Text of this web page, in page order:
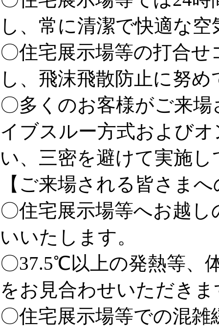
し、常に清潔で快適な
〇住宅展示場等の打合
し、飛沫飛散防止に努
〇多くのお客様がご来
イブスルー方式および
い、三密を避けて実施
【ご来場される皆さま
〇住宅展示場等へお越
いいたします。
〇37.5℃以上の発熱等、
をお見合わせいただき
〇住宅展示場等での混